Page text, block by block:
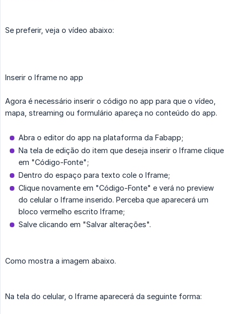
Se preferir, veja o vídeo abaixo:
Inserir o Iframe no app
Agora é necessário inserir o código no app para que o vídeo,
mapa, streaming ou formulário apareça no conteúdo do app.
Abra o editor do app na plataforma da Fabapp;
Na tela de edição do item que deseja inserir o Iframe clique
em "Código-Fonte";
Dentro do espaço para texto cole o Iframe;
Clique novamente em "Código-Fonte" e verá no preview
do celular o Iframe inserido. Perceba que aparecerá um
bloco vermelho escrito Iframe;
Salve clicando em "Salvar alterações".
Como mostra a imagem abaixo.
Na tela do celular, o Iframe aparecerá da seguinte forma: